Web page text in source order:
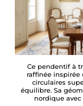
Ce pendentif à
raffinée inspirée
circulaires
équilibre. Sa
nordique